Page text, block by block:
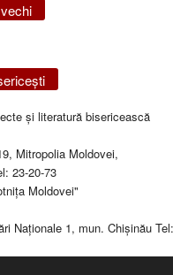
şi literatură bisericească
Mitropolia Moldovei,
23-20-73
Moldovei"
Naţionale 1, mun. Chişinău